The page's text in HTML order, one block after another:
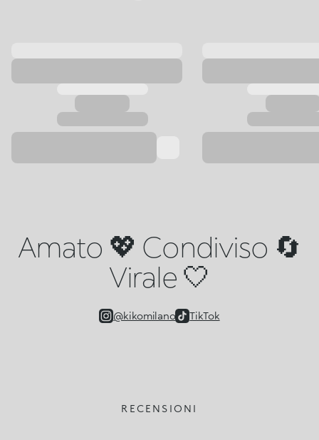
Amato 💖 Condiviso 🔄
Virale 🤍
@kikomilano TikTok
RECENSIONI